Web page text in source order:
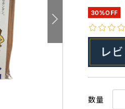
30%OFF
数量